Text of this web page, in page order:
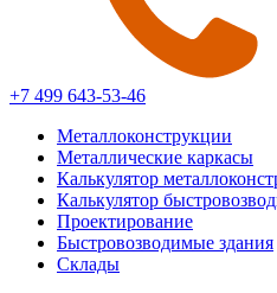
+7 499 643-53-46
Металлоконструкции
Металлические каркасы
Калькулятор
Калькулятор
Проектирование
Быстровозводимые здания
Склады